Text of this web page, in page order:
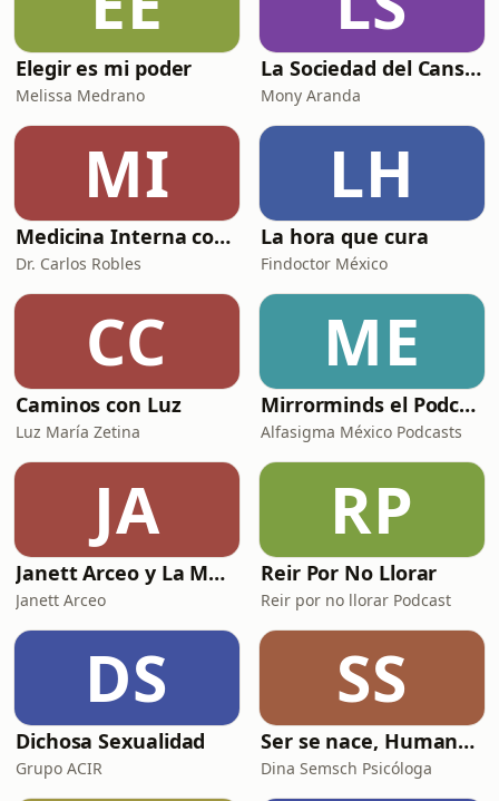
Elegir es mi poder
Melissa Medrano
La Sociedad del Cansancio
Mony Aranda
MI
Medicina Interna con el Dr. Carlos Robles
Dr. Carlos Robles
LH
La hora que cura
Findoctor México
CC
Caminos con Luz
Luz María Zetina
ME
Mirrorminds el Podcast
Alfasigma México Podcasts
JA
Janett Arceo y La Mujer Actual
Janett Arceo
RP
Reir Por No Llorar
Reir por no llorar Podcast
DS
Dichosa Sexualidad
Grupo ACIR
SS
Ser se nace, Humano se hace
Dina Semsch Psicóloga